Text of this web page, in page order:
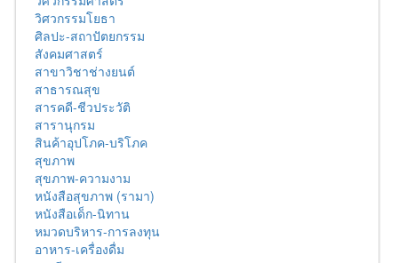
วิศวกรรมโยธา
ศิลปะ-สถาปัตยกรรม
สังคมศาสตร์
สาขาวิชาช่างยนต์
สาธารณสุข
สารคดี-ชีวประวัติ
สารานุกรม
สินค้าอุปโภค-บริโภค
สุขภาพ
สุขภาพ-ความงาม
หนังสือสุขภาพ (รามา)
หนังสือเด็ก-นิทาน
หมวดบริหาร-การลงทุน
อาหาร-เครื่องดื่ม